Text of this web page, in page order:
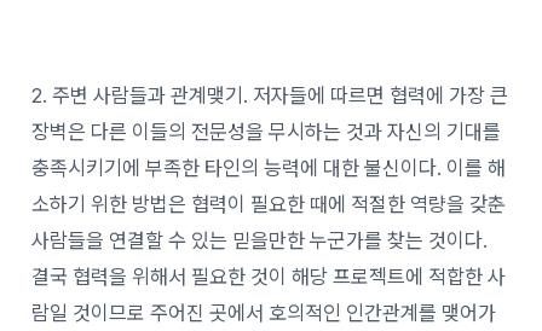
2. 주변 사람들과 관계맺기. 저자들에 따르면 협력에 가장 큰
장벽은 다른 이들의 전문성을 무시하는 것과 자신의 기대를
충족시키기에 부족한 타인의 능력에 대한 불신이다. 이를 해
소하기 위한 방법은 협력이 필요한 때에 적절한 역량을 갖춘
사람들을 연결할 수 있는 믿을만한 누군가를 찾는 것이다.
결국 협력을 위해서 필요한 것이 해당 프로젝트에 적합한 사
람일 것이므로 주어진 곳에서 호의적인 인간관계를 맺어가